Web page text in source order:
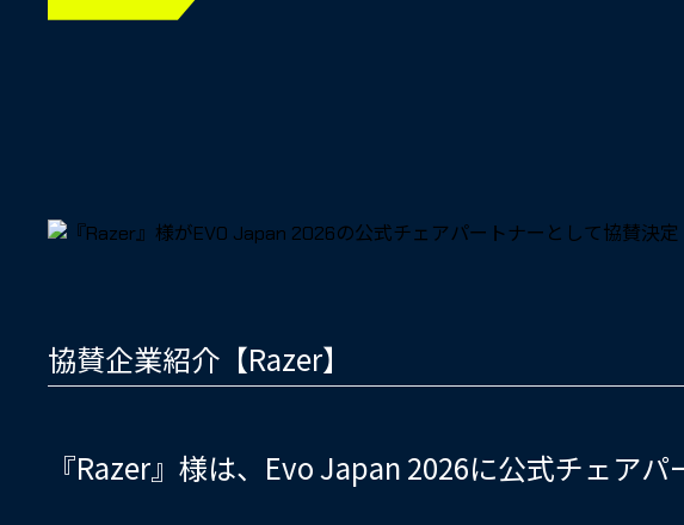
協賛企業紹介【Razer】
『Razer』様は、Evo Japan 2026に公式チェア